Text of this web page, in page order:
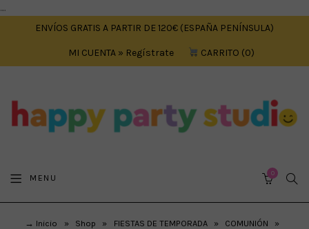
....
ENVÍOS GRATIS A PARTIR DE 120€ (ESPAÑA PENÍNSULA)
MI CUENTA » Regístrate CARRITO 0
MENU 0
→ Inicio » Shop » FIESTAS DE TEMPORADA » COMUNIÓN
»